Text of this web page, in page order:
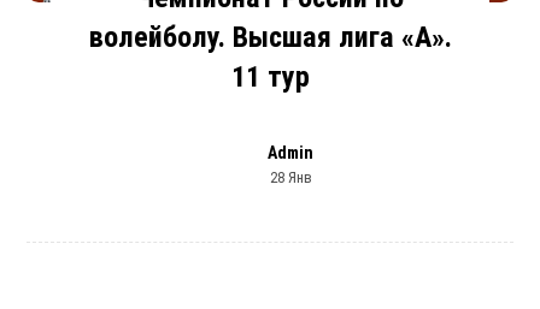
волейболу. Высшая лига «А».
11 тур
Admin
28 Янв